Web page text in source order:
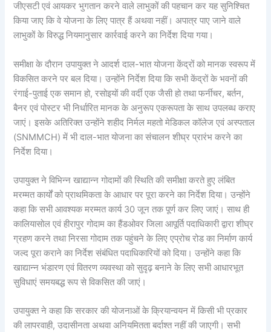
जीएसटी एवं आयकर भुगतान करने वाले लाभुकों की पहचान कर यह सुनिश्चित
किया जाए कि वे योजना के लिए पात्र हैं अथवा नहीं। अपात्र पाए जाने वाले
लाभुकों के विरुद्ध नियमानुसार कार्रवाई करने का निर्देश दिया गया।
समीक्षा के दौरान उपायुक्त ने आदर्श दाल-भात योजना केंद्रों को मानक स्वरूप में
विकसित करने पर बल दिया। उन्होंने निर्देश दिया कि सभी केंद्रों के भवनों की
रंगाई-पुताई एक समान हो, रसोइयों की वर्दी एक जैसी हो तथा फर्नीचर, बर्तन,
बैनर एवं पोस्टर भी निर्धारित मानक के अनुरूप एकरूपता के साथ उपलब्ध कराए
जाएं। इसके अतिरिक्त उन्होंने शहीद निर्मल महतो मेडिकल कॉलेज एवं अस्पताल
(SNMMCH) में भी दाल-भात योजना का संचालन शीघ्र प्रारंभ करने का
निर्देश दिया।
उपायुक्त ने विभिन्न खाद्यान्न गोदामों की स्थिति की समीक्षा करते हुए लंबित
मरम्मत कार्यों को प्राथमिकता के आधार पर पूरा करने का निर्देश दिया। उन्होंने
कहा कि सभी आवश्यक मरम्मत कार्य 30 जून तक पूर्ण कर लिए जाएं। साथ ही
कालियासोल एवं हीरापुर गोदाम का हैंडओवर जिला आपूर्ति पदाधिकारी द्वारा शीघ्र
ग्रहण करने तथा निरसा गोदाम तक पहुंचने के लिए एप्रोच रोड का निर्माण कार्य
जल्द पूरा कराने का निर्देश संबंधित पदाधिकारियों को दिया। उन्होंने कहा कि
खाद्यान्न भंडारण एवं वितरण व्यवस्था को सुदृढ़ बनाने के लिए सभी आधारभूत
सुविधाएं समयबद्ध रूप से विकसित की जाएं।
उपायुक्त ने कहा कि सरकार की योजनाओं के क्रियान्वयन में किसी भी प्रकार
की लापरवाही, उदासीनता अथवा अनियमितता बर्दाश्त नहीं की जाएगी। सभी